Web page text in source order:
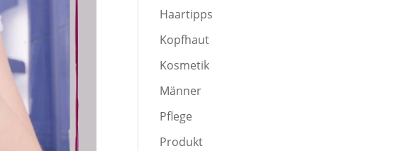
Haartipps
Kopfhaut
Kosmetik
Männer
Pflege
Produkt